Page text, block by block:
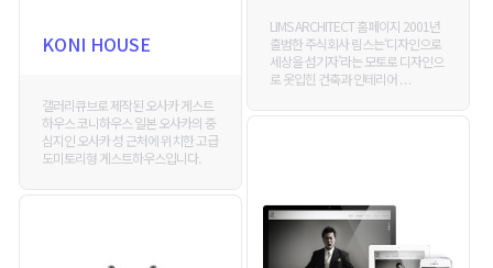
LIMS ARCHITECT 홈페이지 2001년
출범한 주식회사 림스는‘디자인으로
세상을 섬기자’라는 모토로 디자인으
로 옷입힌 건축과 인테리어 . . .
KONI HOUSE
갤러리큐브로 제작된 오사카 게스트
하우스 코니하우스 일본 오사카의 중
심지인 오사카 성 근처에 위치한 고급
도미토리형 게스트하우스입니다.